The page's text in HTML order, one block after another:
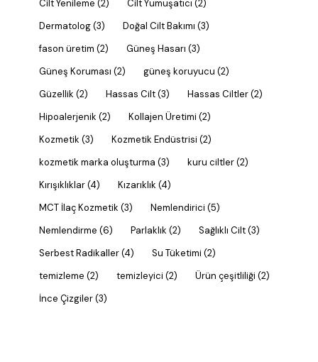
Cilt Yenileme (2) Cilt Yumuşatıcı (2)
Dermatolog(3) Doğal Cilt Bakımı (3)
fason üretim (2) Güneş Hasarı (3)
Güneş Koruması (2) güneş koruyucu (2)
Güzellik (2) Hassas Cilt(3) Hassas Ciltler(2)
Hipoalerjenik (2) Kollajen Üretimi (2)
Kozmetik (3) Kozmetik Endüstrisi (2)
kozmetik marka oluşturma (3) kuru ciltler(2)
Kırışıklıklar(4) Kızarıklık (4)
MCT İlaç Kozmetik (3) Nemlendirici (5)
Nemlendirme (6) Parlaklık (2) Sağlıklı Cilt(3)
Serbest Radikaller(4) Su Tüketimi (2)
temizleme (2) temizleyici (2) Ürün çeşitliliği (2)
İnce Çizgiler(3)